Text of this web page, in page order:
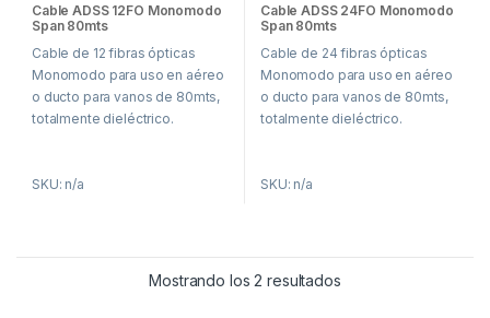
Cable ADSS 12FO Monomodo
Span 80mts
Cable de 12 fibras ópticas
Monomodo para uso en aéreo
o ducto para vanos de 80mts,
totalmente dieléctrico.
SKU: n/a
Cable ADSS 24FO Monomodo
Span 80mts
Cable de 24 fibras ópticas
Monomodo para uso en aéreo
o ducto para vanos de 80mts,
totalmente dieléctrico.
SKU: n/a
Mostrando los 2 resultados